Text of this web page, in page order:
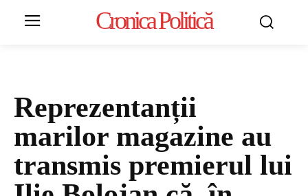
Cronica Politică
Reprezentanții
marilor magazine au
transmis premierul lui